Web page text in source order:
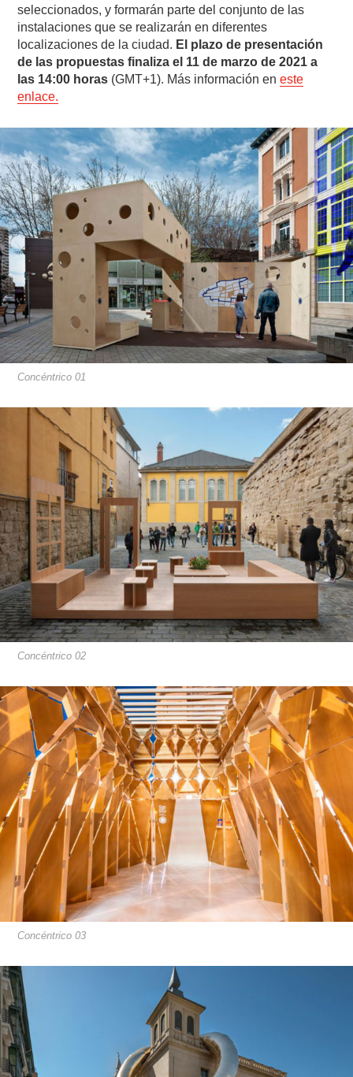
seleccionados, y formarán parte del conjunto de las
instalaciones que se realizarán en diferentes
localizaciones de la ciudad. El plazo de presentación
de las propuestas finaliza el 11 de marzo de 2021 a
las 14:00 horas (GMT+1). Más información eneste
enlace.
Concéntrico 01
Concéntrico 02
Concéntrico 03